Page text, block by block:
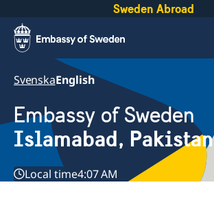
Sweden Abroad
SvenskaEnglish
Embassy of Sweden
Islamabad, Pakistan
Local time4:07 AM